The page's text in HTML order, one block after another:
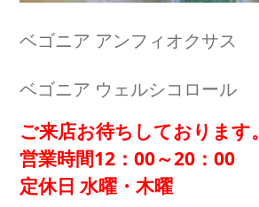
ベゴニア アンフィオクサス
ベゴニア ウェルシコロール
ご来店お待ちしております。
営業時間12：00～20：00
定休日 水曜・木曜